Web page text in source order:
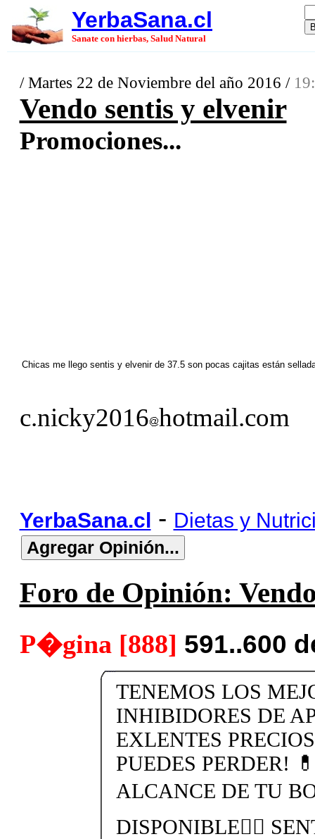
YerbaSana.cl
Sanate con hierbas, Salud Natural
/ Martes 22 de Noviembre del año 2016 /
Vendo sentis y elvenir
Promociones...
Chicas me llego sentis y elvenir de 37.5 son pocas cajitas están
c.nicky2016 hotmail.com
YerbaSana.cl - Dietas y
Foro de Opinión:
P�gina [888] 591..600
TENEMOS LOS
INHIBIDORES DE
EXLENTES
PUEDES PERDER!
ALCANCE DE TU
DISPONIBLE👉🏻